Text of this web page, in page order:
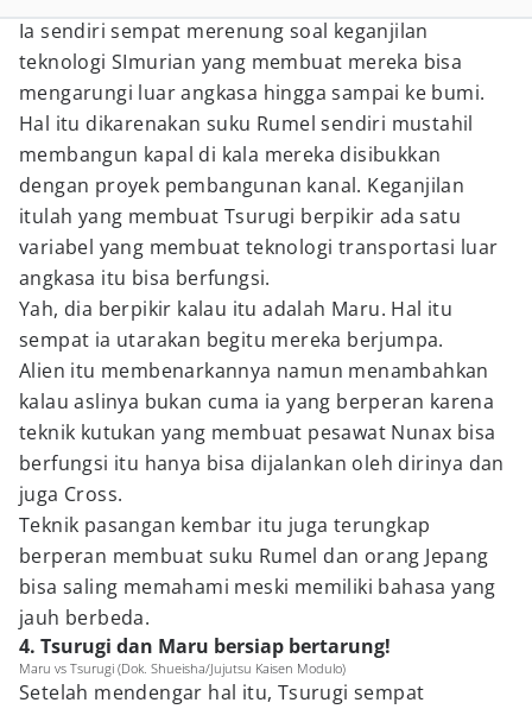
Ia sendiri sempat merenung soal keganjilan
teknologi SImurian yang membuat mereka bisa
mengarungi luar angkasa hingga sampai ke bumi.
Hal itu dikarenakan suku Rumel sendiri mustahil
membangun kapal di kala mereka disibukkan
dengan proyek pembangunan kanal. Keganjilan
itulah yang membuat Tsurugi berpikir ada satu
variabel yang membuat teknologi transportasi luar
angkasa itu bisa berfungsi.
Yah, dia berpikir kalau itu adalah Maru. Hal itu
sempat ia utarakan begitu mereka berjumpa.
Alien itu membenarkannya namun menambahkan
kalau aslinya bukan cuma ia yang berperan karena
teknik kutukan yang membuat pesawat Nunax bisa
berfungsi itu hanya bisa dijalankan oleh dirinya dan
juga Cross.
Teknik pasangan kembar itu juga terungkap
berperan membuat suku Rumel dan orang Jepang
bisa saling memahami meski memiliki bahasa yang
jauh berbeda.
4. Tsurugi dan Maru bersiap bertarung!
Maru vs Tsurugi (Dok. Shueisha/Jujutsu Kaisen Modulo)
Setelah mendengar hal itu, Tsurugi sempat